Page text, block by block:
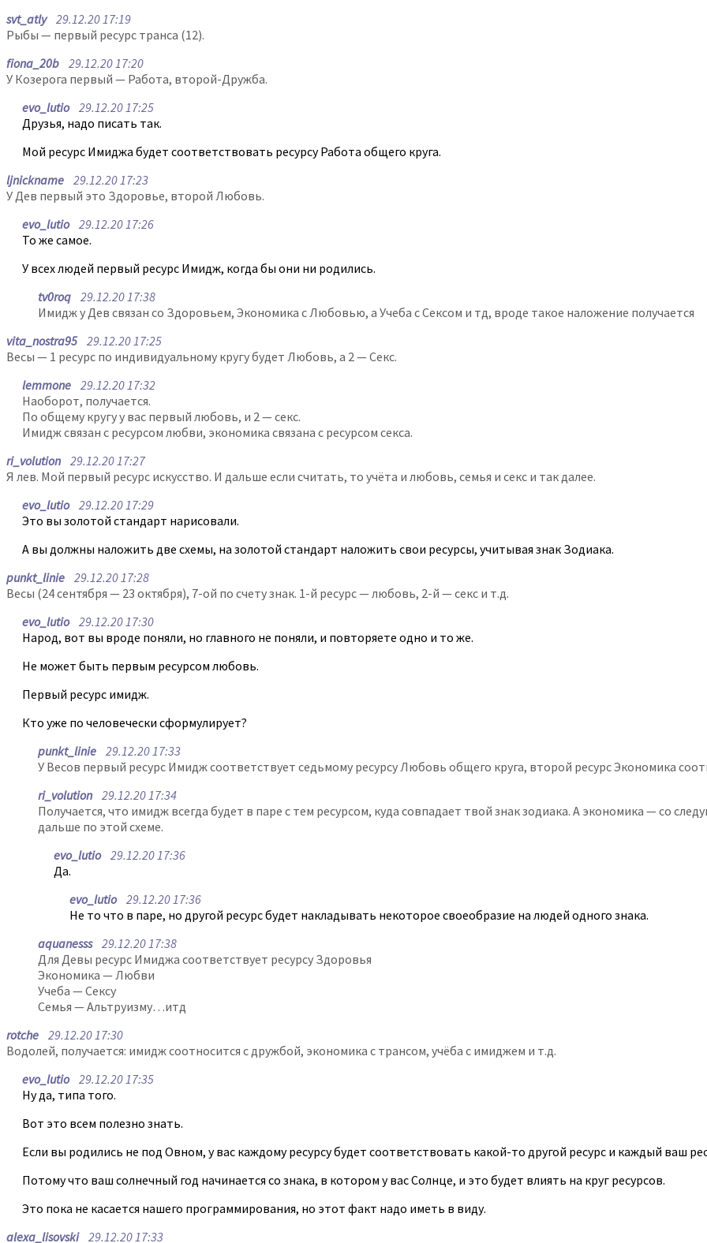
svt_atly29.12.20 17:19
Рыбы — первый ресурс транса (12).
fiona_20b 29.12.20 17:20
У Козерога первый — Работа, второй-Дружба.
evo_lutio29.12.20 17:25
Друзья, надо писать так.
Мой ресурс Имиджа будет соответствовать ресурсу Работа общего круга.
ljnickname 29.12.20 17:23
У Дев первый это Здоровье, второй Любовь.
evo_lutio29.12.20 17:26
То же самое.
У всех людей первый ресурс Имидж, когда бы они ни родились.
tv0roq 29.12.20 17:38
Имидж у Дев связан со Здоровьем, Экономика с Любовью, а Учеба с Сексом и тд, вроде такое наложение получается
vita_nostra9529.12.20 17:25
Весы — 1 ресурс по индивидуальному кругу будет Любовь, а 2 — Секс.
lemmone 29.12.20 17:32
Наоборот, получается.
По общему кругу у вас первый любовь, и 2 — секс.
Имидж связан с ресурсом любви, экономика связана с ресурсом секса.
ri_volution29.12.20 17:27
Я лев. Мой первый ресурс искусство. И дальше если считать, то учёта и любовь, семья и секс и так далее.
evo_lutio29.12.20 17:29
Это вы золотой стандарт нарисовали.
А вы должны наложить две схемы, на золотой стандарт наложить свои ресурсы, учитывая знак Зодиака.
punkt_linie 29.12.20 17:28
Весы (24 сентября — 23 октября), 7-ой по счету знак. 1-й ресурс — любовь, 2-й — секс и т.д.
evo_lutio29.12.20 17:30
Народ, вот вы вроде поняли, но главного не поняли, и повторяете одно и то же.
Не может быть первым ресурсом любовь.
Первый ресурс имидж.
Кто уже по человечески сформулирует?
punkt_linie 29.12.20 17:33
У Весов первый ресурс Имидж соответствует седьмому ресурсу Любовь общего круга, второй ресурс Экономика
ri_volution29.12.20 17:34
Получается, что имидж всегда будет в паре с тем ресурсом, куда совпадает твой знак зодиака. А экономика — со
дальше по этой схеме.
evo_lutio29.12.20 17:36
Да.
evo_lutio29.12.20 17:36
Не то что в паре, но другой ресурс будет накладывать некоторое своеобразие на людей одного знака.
aquanesss29.12.20 17:38
Для Девы ресурс Имиджа соответствует ресурсу Здоровья
Экономика — Любви
Учеба — Сексу
Семья — Альтруизму…итд
rotche 29.12.20 17:30
Водолей, получается: имидж соотносится с дружбой, экономика с трансом, учёба с имиджем и т.д.
evo_lutio29.12.20 17:35
Ну да, типа того.
Вот это всем полезно знать.
Если вы родились не под Овном, у вас каждому ресурсу будет соответствовать какой-то другой ресурс и каждый ваш
Потому что ваш солнечный год начинается со знака, в котором у вас Солнце, и это будет влиять на круг ресурсов.
Это пока не касается нашего программирования, но этот факт надо иметь в виду.
alexa_lisovski29.12.20 17:33